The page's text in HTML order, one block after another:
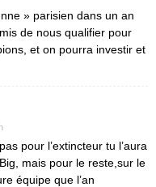
» parisien dans un an
de nous qualifier pour
et on pourra investir et
pour l’extincteur tu l’aura
mais pour le reste,sur le
équipe que l’an